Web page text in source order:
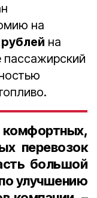
на
на
пассажирский
перевозок
большой
улучшению